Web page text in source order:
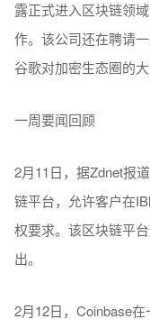
露正式进入区块链领
作。该公司还在聘请
谷歌对加密生态圈的大
一周要闻回顾
2月11日，据Zdnet报
链平台，允许客户在
权要求。该区块链平
出。
2月12日，Coinbase